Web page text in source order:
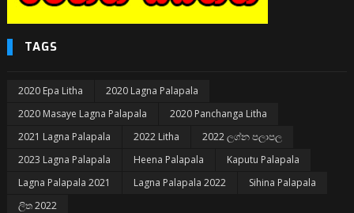
TAGS
2020 Epa Litha
2020 Lagna Palapala
2020 Masaye Lagna Palapala
2020 Panchanga Litha
2021 Lagna Palapala
2022 Litha
2022 ලග්න පලාපල
2023 Lagna Palapala
Heena Palapala
Kaputu Palapala
Lagna Palapala 2021
Lagna Palapala 2022
Sihina Palapala
ලිත 2022